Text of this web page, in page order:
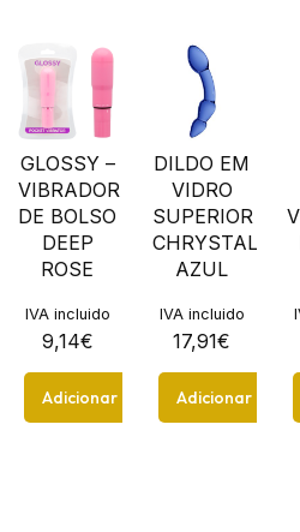
GLOSSY –
VIBRADOR
DE BOLSO
DEEP
ROSE
9,14€
IVA incluido
Adicionar
DILDO EM
VIDRO
SUPERIOR
CHRYSTALINO
AZUL
17,91€
IVA incluido
Adicionar